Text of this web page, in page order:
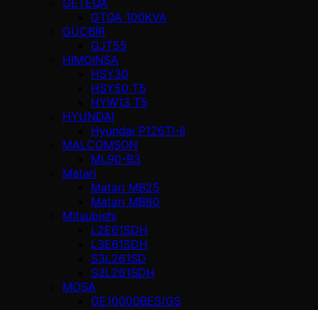
GTQA 100KVA
GÜÇBİR
GJT55
HIMOINSA
HSY30
HSY50 T5
HYW13 T5
HYUNDAI
Hyundai P126TI-II
MALCOMSON
ML90-B3
Matari
Matari MB25
Matari MB80
Mitsubishi
L2E61SDH
L3E61SDH
S3L261SD
S3L261SDH
MOSA
GE10000BES/GS